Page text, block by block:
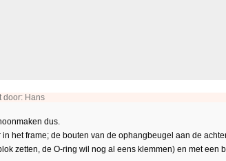
door: Hans
dus.
het frame; de bouten van de ophangbeugel aan de
zetten, de O-ring wil nog al eens klemmen) en met